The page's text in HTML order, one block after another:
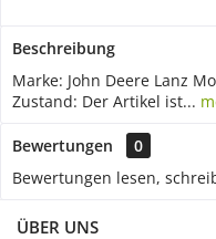
Beschreibung
Marke: John Deere Lanz
Zustand: Der Artikel ist...
Bewertungen
0
Bewertungen lesen,
ÜBER UNS